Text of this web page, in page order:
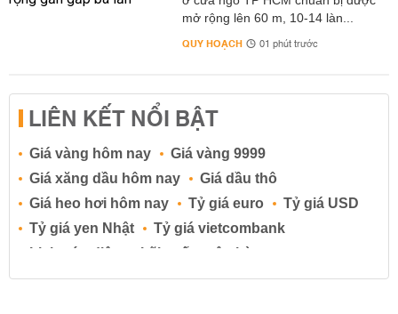
mở rộng lên 60 m, 10-14 làn...
QUY HOẠCH 01 phút trước
LIÊN KẾT NỔI BẬT
Giá vàng hôm nay
Giá vàng 9999
Giá xăng dầu hôm nay
Giá dầu thô
Giá heo hơi hôm nay
Tỷ giá euro
Tỷ giá USD
Tỷ giá yen Nhật
Tỷ giá vietcombank
Lịch cúp điện
Lãi suất ngân hàng
Lãi suất tiết kiệm
Lãi suất tiền gửi